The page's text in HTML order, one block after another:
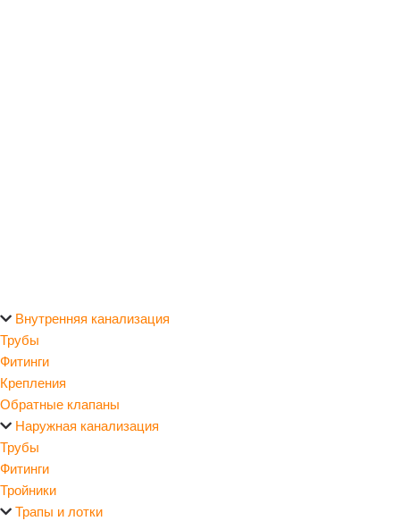
Внутренняя канализация
Трубы
Фитинги
Крепления
Обратные клапаны
Наружная канализация
Трубы
Фитинги
Тройники
Трапы и лотки